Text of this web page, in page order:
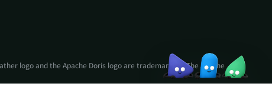
logo and the Apache Doris logo are trademarks of The Apache